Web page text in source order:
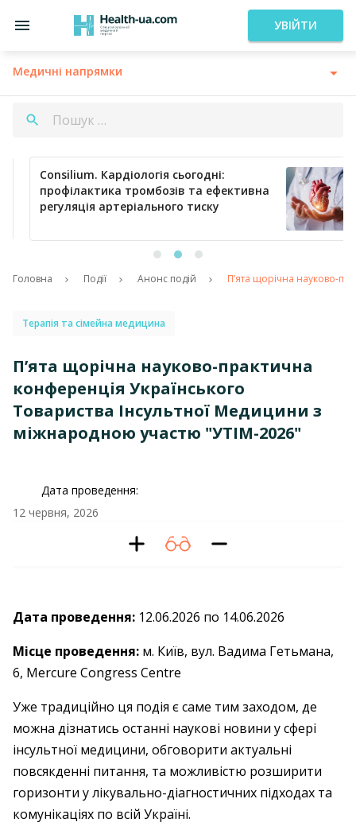
УВІЙТИ
Медичні напрямки
Consilium. Кардіологія сьогодні:
профілактика тромбозів та ефективна
регуляція артеріального тиску
Головна Події Анонс подій П’ята щорічна науково-
Терапія та сімейна медицина
П’ята щорічна науково-практична
конференція Українського
Товариства Інсультної Медицини з
міжнародною участю "УТІМ-2026"
Дата проведення:
12 червня, 2026
Дата проведення: 12.06.2026 по 14.06.2026
Місце проведення: м. Київ, вул. Вадима Гетьмана,
6, Mercure Congress Centre
Уже традиційно ця подія є саме тим заходом, де
можна дізнатись останні наукові новини у сфері
інсультної медицини, обговорити актуальні
повсякденні питання, та можливістю розширити
горизонти у лікувально-діагностичних підходах та
комунікаціях по всій Україні.